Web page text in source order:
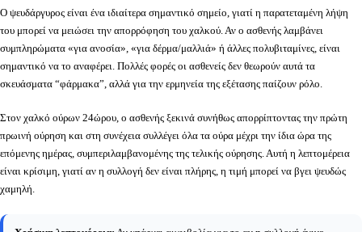
Ο ψευδάργυρος είναι ένα ιδιαίτερα σημαντικό σημείο, γιατί η παρατεταμένη λήψη
του μπορεί να μειώσει την απορρόφηση του χαλκού. Αν ο ασθενής λαμβάνει
συμπληρώματα «για ανοσία», «για δέρμα/μαλλιά» ή άλλες πολυβιταμίνες, είναι
σημαντικό να το αναφέρει. Πολλές φορές οι ασθενείς δεν θεωρούν αυτά τα
σκευάσματα “φάρμακα”, αλλά για την ερμηνεία της εξέτασης παίζουν ρόλο.
Στον χαλκό ούρων 24ώρου, ο ασθενής ξεκινά συνήθως απορρίπτοντας την πρώτη
πρωινή ούρηση και στη συνέχεια συλλέγει όλα τα ούρα μέχρι την ίδια ώρα της
επόμενης ημέρας, συμπεριλαμβανομένης της τελικής ούρησης. Αυτή η λεπτομέρεια
είναι κρίσιμη, γιατί αν η συλλογή δεν είναι πλήρης, η τιμή μπορεί να βγει ψευδώς
χαμηλή.